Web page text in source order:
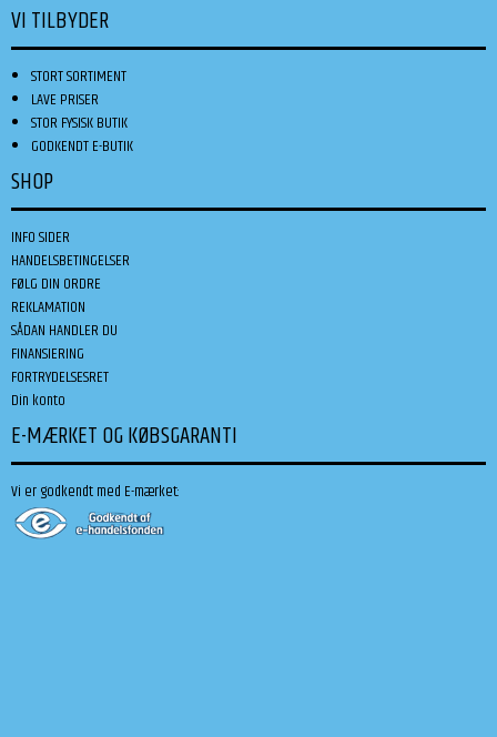
VI TILBYDER
STORT SORTIMENT
LAVE PRISER
STOR FYSISK BUTIK
GODKENDT E-BUTIK
SHOP
INFO SIDER
HANDELSBETINGELSER
FØLG DIN ORDRE
REKLAMATION
SÅDAN HANDLER DU
FINANSIERING
FORTRYDELSESRET
Din konto
E-MÆRKET OG KØBSGARANTI
Vi er godkendt med E-mærket: